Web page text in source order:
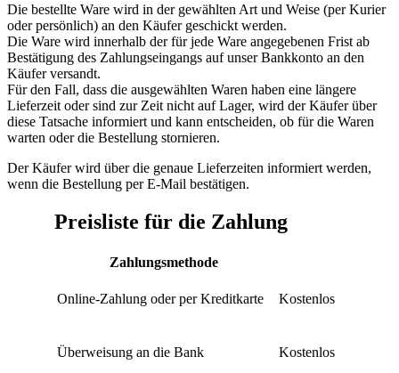
Die bestellte Ware wird in der gewählten Art und Weise (per Kurier
oder persönlich) an den Käufer geschickt werden.
Die Ware wird innerhalb der für jede Ware angegebenen Frist ab
Bestätigung des Zahlungseingangs auf unser Bankkonto an den
Käufer versandt.
Für den Fall, dass die ausgewählten Waren haben eine längere
Lieferzeit oder sind zur Zeit nicht auf Lager, wird der Käufer über
diese Tatsache informiert und kann entscheiden, ob für die Waren
warten oder die Bestellung stornieren.
Der Käufer wird über die genaue Lieferzeiten informiert werden,
wenn die Bestellung per E-Mail bestätigen.
Preisliste für die Zahlung
Zahlungsmethode
Online-Zahlung oder per Kreditkarte Kostenlos
Überweisung an die Bank Kostenlos